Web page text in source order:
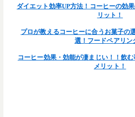
ダイエット効率UP方法！コーヒーの効
リット！
プロが教えるコーヒーに合うお菓子の
選！フードペアリン
コーヒー効果・効能が凄まじい！！飲
メリット！